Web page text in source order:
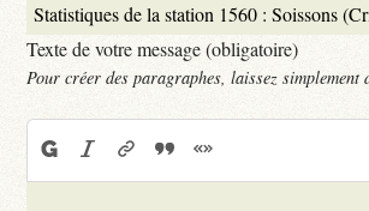
Texte de votre message (obligatoire)
Pour créer des paragraphes, laissez simplement